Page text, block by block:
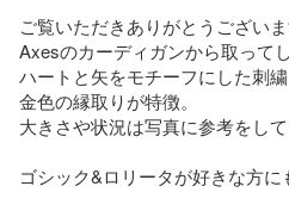
ご覧いただきありがとうございま
Axesのカーディガンから取って
ハートと矢をモチーフにした刺
金色の縁取りが特徴。
大きさや状況は写真に参考をし
ゴシック&ロリータが好きな方に